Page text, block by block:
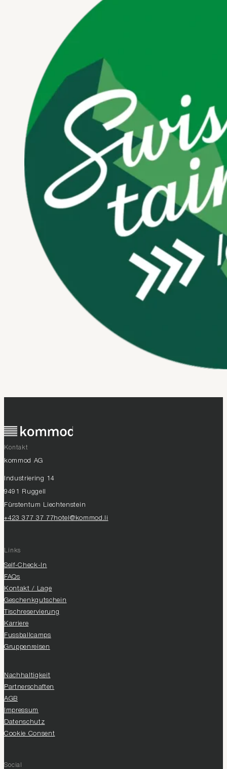
Kontakt
kommod AG
Industriering 14
9491 Ruggell
Fürstentum Liechtenstein
+423 377 37 77 hotel@kommod.li
Links
Self-Check-In
FAQs
Kontakt / Lage
Geschenkgutschein
Tischreservierung
Karriere
Fussballcamps
Gruppenreisen
Nachhaltigkeit
Partnerschaften
AGB
Impressum
Datenschutz
Cookie Consent
Social